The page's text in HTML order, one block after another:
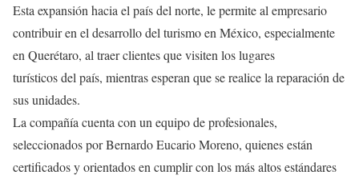
Esta expansión hacia el país del norte, le permite al empresario
contribuir en el desarrollo del turismo en México, especialmente
en Querétaro, al traer clientes que visiten los lugares
turísticos del país, mientras esperan que se realice la reparación de
sus unidades.
La compañía cuenta con un equipo de profesionales,
seleccionados por Bernardo Eucario Moreno, quienes están
certificados y orientados en cumplir con los más altos estándares